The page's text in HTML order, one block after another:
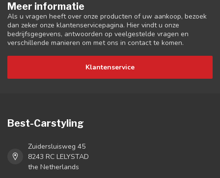
Meer informatie
Als u vragen heeft over onze producten of uw aankoop, bezoek
dan zeker onze klantenservicepagina. Hier vindt u onze
bedrijfsgegevens, antwoorden op veelgestelde vragen en
verschillende manieren om met ons in contact te komen.
Klantenservice
Best-Carstyling
Zuidersluisweg 45
8243 RC LELYSTAD
the Netherlands